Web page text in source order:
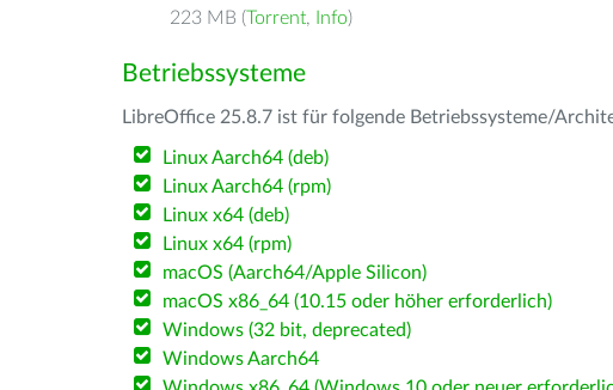
223 MB (Torrent, Info)
Betriebssysteme
LibreOffice 25.8.7 ist für folgende Betriebssysteme/
Linux Aarch64 (deb)
Linux Aarch64 (rpm)
Linux x64 (deb)
Linux x64 (rpm)
macOS (Aarch64/Apple Silicon)
macOS x86_64 (10.15 oder höher erforderlich)
Windows (32 bit, deprecated)
Windows Aarch64